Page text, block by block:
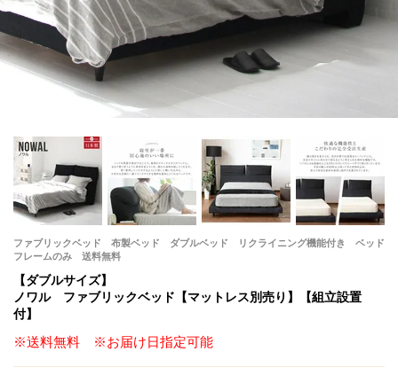
ファブリックベッド 布製ベッド ダブルベッド リクライニング機能付き ベッド
フレームのみ 送料無料
【ダブルサイズ】
ノワル ファブリックベッド【マットレス別売り】【組立設置
付】
※送料無料 ※お届け日指定可能